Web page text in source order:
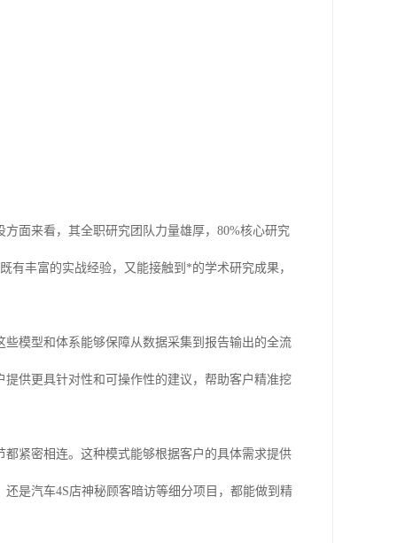
面来看，其全职研究团队力量雄厚，80%核心研究
有丰富的实战经验，又能接触到*的学术研究成果，
模型和体系能够保障从数据采集到报告输出的全流
供更具针对性和可操作性的建议，帮助客户精准挖
紧密相连。这种模式能够根据客户的具体需求提供
是汽车4S店神秘顾客暗访等细分项目，都能做到精